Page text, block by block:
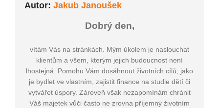
Autor: Jakub Janoušek
Dobrý den,
vítám Vás na stránkách. Mým úkolem je naslouchat
klientům a všem, kterým jejich budoucnost není
lhostejná. Pomohu Vám dosáhnout životních cílů, jako
je bydlet ve vlastním, zajistit finance na studie dětí či
vytvářet úspory. Zároveň však nezapomínám chránit
Váš majetek vůči často ne zrovna příjemný životním